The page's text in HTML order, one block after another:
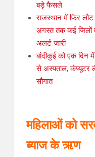
बड़े फैसले
राजस्थान में फिर लौट
अगस्त तक कई जिलों
अलर्ट जारी
बांदीकुई को एक दिन
से अस्पताल, कंप्यूटर
सौगात
महिलाओं को
ब्याज के ऋण